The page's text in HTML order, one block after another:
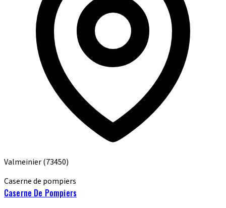
Valmeinier(73450)
Caserne de pompiers
Caserne De Pompiers